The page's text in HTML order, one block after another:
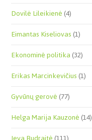
Dovilė Lileikienė(4)
Eimantas Kiseliovas(1)
Ekonominė politika(32)
Erikas Marcinkevičius(1)
Gyvūnų gerovė(77)
Helga Marija Kauzonė(14)